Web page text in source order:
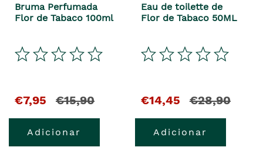
Bruma Perfumada
Flor de Tabaco 100ml
El
precio
actual
€7,95
el
precio
€15,90
Adicionar
Eau de toilette de
Flor de Tabaco 50ML
El
precio
actual
€14,45
y
el
precio
€28,90
Adicionar